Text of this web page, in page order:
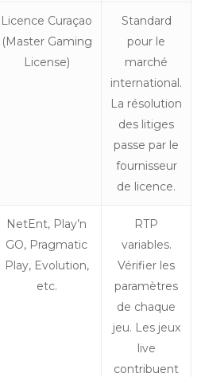
Licence Curaçao
(Master Gaming
License)
Standard
pour le
marché
international.
La résolution
des litiges
passe par le
fournisseur
de licence.
NetEnt, Play’n
GO, Pragmatic
Play, Evolution,
etc.
RTP
variables.
Vérifier les
paramètres
de chaque
jeu. Les jeux
live
contribuent